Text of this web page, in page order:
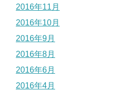
2016年11月
2016年10月
2016年9月
2016年8月
2016年6月
2016年4月